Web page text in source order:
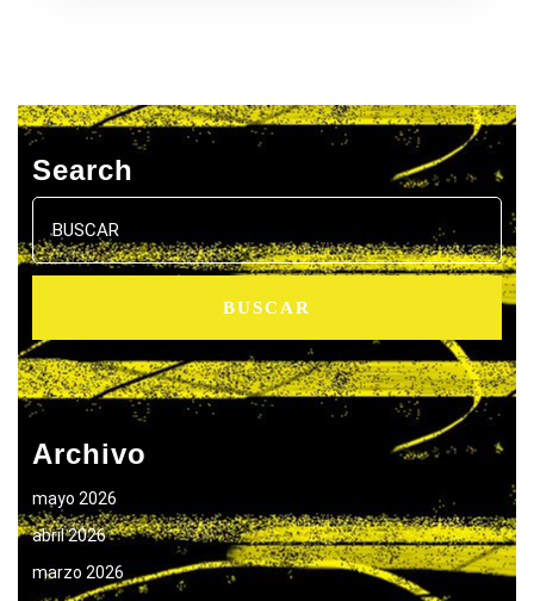
Search
Buscar:
Archivo
mayo 2026
abril 2026
marzo 2026